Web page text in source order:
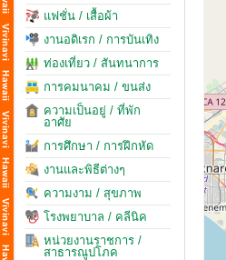
แฟชั่น / เสื้อผ้า
งานอดิเรก / การบันเทิง
ท่องเที่ยว / สันทนาการ
การคมนาคม / ขนส่ง
ความเป็นอยู่ / ที่พัก
อาศัย
การศึกษา / การฝึกหัด
งานและพิธีต่างๆ
ความงาม / สุขภาพ
โรงพยาบาล / คลีนิค
หน่วยงานราชการ /
สาธารณูปโภค